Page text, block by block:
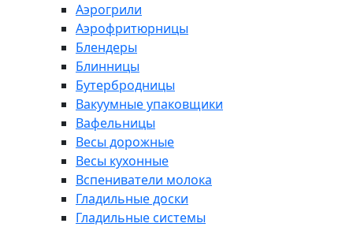
Аэрогрили
Аэрофритюрницы
Блендеры
Блинницы
Бутербродницы
Вакуумные упаковщики
Вафельницы
Весы дорожные
Весы кухонные
Вспениватели молока
Гладильные доски
Гладильные системы